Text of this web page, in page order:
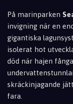
På marinparken
invigning när en
gigantiska
isolerat hot
död när hajen
skräckinjagande
fara.